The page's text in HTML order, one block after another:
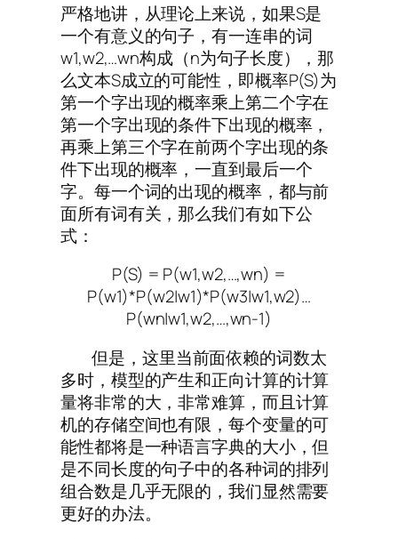
严格地讲，从理论上来说，如果S是
一个有意义的句子，有一连串的词
w1,w2,…wn构成（n为句子长度），那
么文本S成立的可能性，即概率P(S)为
第一个字出现的概率乘上第二个字在
第一个字出现的条件下出现的概率，
再乘上第三个字在前两个字出现的条
件下出现的概率，一直到最后一个
字。每一个词的出现的概率，都与前
面所有词有关，那么我们有如下公
式：
P(S) = P(w1,w2,…,wn) =
P(w1)*P(w2|w1)*P(w3|w1,w2)…
P(wn|w1,w2,…,wn-1)
但是，这里当前面依赖的词数太
多时，模型的产生和正向计算的计算
量将非常的大，非常难算，而且计算
机的存储空间也有限，每个变量的可
能性都将是一种语言字典的大小，但
是不同长度的句子中的各种词的排列
组合数是几乎无限的，我们显然需要
更好的办法。